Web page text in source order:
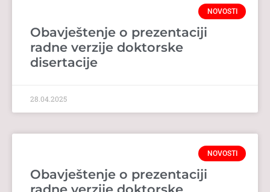
NOVOSTI
Obavještenje o prezentaciji
radne verzije doktorske
disertacije
28.04.2025
NOVOSTI
Obavještenje o prezentaciji